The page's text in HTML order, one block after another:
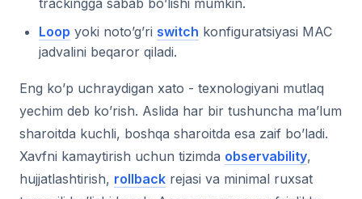
trackingga sabab bo’lishi mumkin.
Loop yoki noto’g’ri switch konfiguratsiyasi MAC
jadvalini beqaror qiladi.
Eng ko’p uchraydigan xato - texnologiyani mutlaq
yechim deb ko’rish. Aslida har bir tushuncha ma’lum
sharoitda kuchli, boshqa sharoitda esa zaif bo’ladi.
Xavfni kamaytirish uchun tizimda observability,
hujjatlashtirish, rollback rejasi va minimal ruxsat